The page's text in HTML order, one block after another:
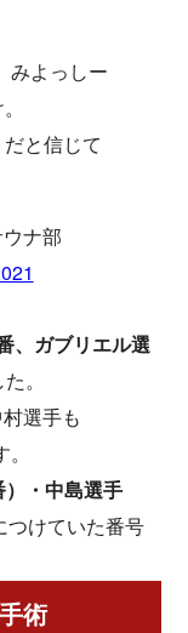
みよっしー
と信じて
ナ部
、ガブリエル選
。
選手も
・中島選手
つけていた番号
術